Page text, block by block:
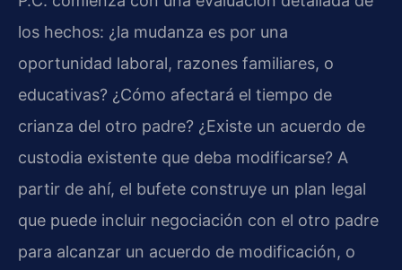
los hechos: ¿la mudanza es por una
oportunidad laboral, razones familiares, o
educativas? ¿Cómo afectará el tiempo de
crianza del otro padre? ¿Existe un acuerdo de
custodia existente que deba modificarse? A
partir de ahí, el bufete construye un plan legal
que puede incluir negociación con el otro padre
para alcanzar un acuerdo de modificación, o